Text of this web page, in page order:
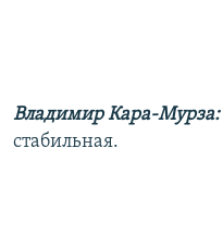
Владимир Кара-Мурза:
стабильная.